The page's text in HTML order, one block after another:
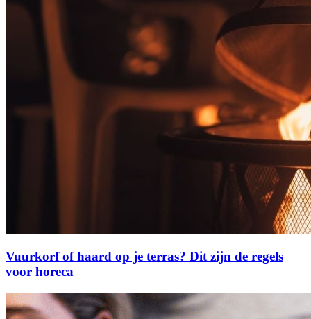
Vuurkorf of haard op je terras? Dit zijn de regels
voor horeca